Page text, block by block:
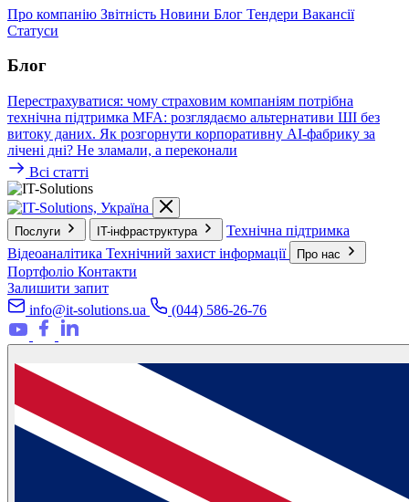
Про компанію Звітність Новини Блог Тендери Вакансії
Статуси
Блог
Перестрахуватися: чому страховим компаніям потрібна
технічна підтримка MFA: розглядаємо альтернативи ШІ без
витоку даних. Як розгорнути корпоративну AI-фабрику за
лічені дні? Не зламали, а переконали
Всі статті
Послуги IT-інфраструктура
Технічна підтримка
Відеоаналітика Технічний захист інформації Про нас
Портфоліо Контакти
Залишити запит
info@it-solutions.ua
(044) 586-26-76